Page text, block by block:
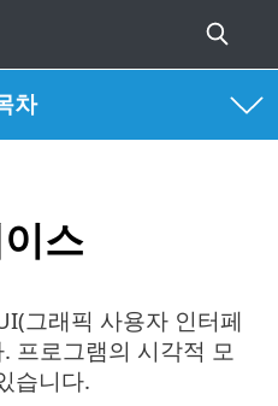
차
스
그래픽 사용자 인터페
프로그램의 시각적 모
습니다.